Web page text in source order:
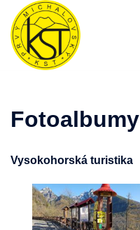
Preskočiť
obsah
Fotoalbumy
Vysokohorská turistika